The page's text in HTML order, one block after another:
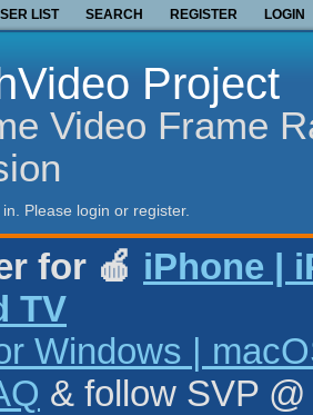
LIST SEARCH REGISTER LOGIN
Project
Video Frame
Please login or register.
for 🍎 iPhone |
TV
Windows |
& follow SVP